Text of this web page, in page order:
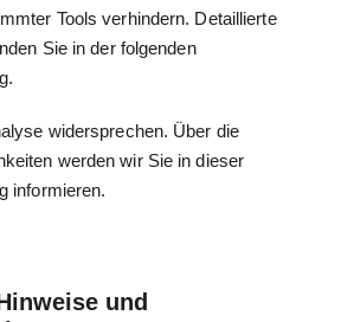
Tools verhindern. Detaillierte
Sie in der folgenden
widersprechen. Über die
werden wir Sie in dieser
informieren.
und